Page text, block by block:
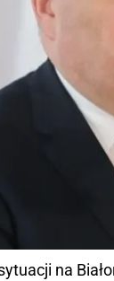
na